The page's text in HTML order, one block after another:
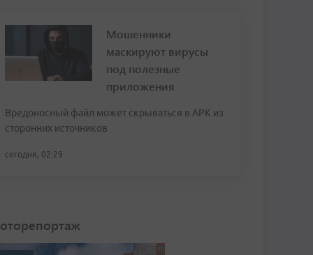
Мошенники
маскируют вирусы
под полезные
приложения
Вредоносный файл может скрываться в APK из
сторонних источников
сегодня, 02:29